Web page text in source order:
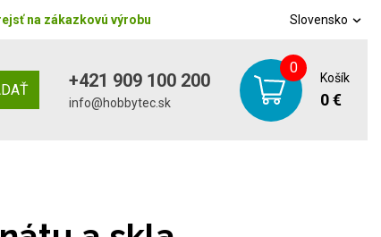
na zákazkovú výrobu Slovensko
+421 909 100 200
info@hobbytec.sk
0
Košík
0 €